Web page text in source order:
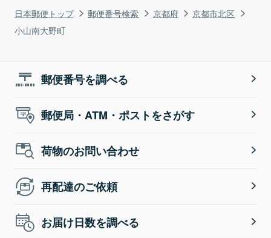
日本郵便トップ 郵便番号検索 京都府
京都市北区
小山南大野町
郵便番号を調べる
郵便局・ATM・ポストをさがす
荷物のお問い合わせ
再配達のご依頼
お届け日数を調べる